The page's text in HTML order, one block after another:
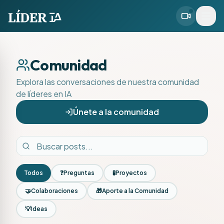
Comunidad
Explora las conversaciones de nuestra comunidad
de líderes en IA
Únete a la comunidad
Todos ❓Preguntas 🧪Proyectos
🤝Colaboraciones 🎁Aporte a la Comunidad
💡Ideas